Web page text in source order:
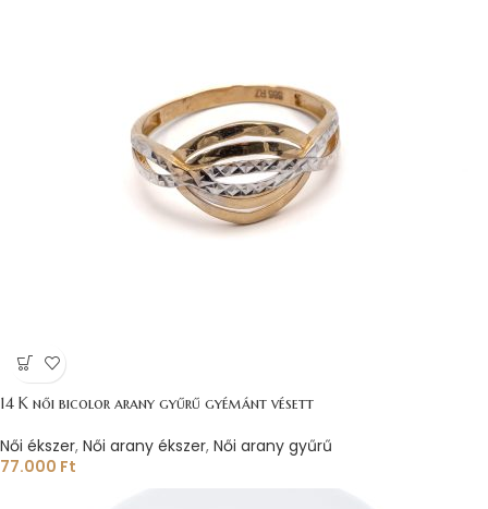
14 K női bicolor arany gyűrű gyémánt vésett
Női ékszer, Női arany ékszer, Női arany gyűrű
77.000 Ft